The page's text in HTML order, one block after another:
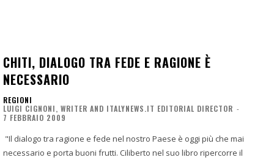
CHITI, DIALOGO TRA FEDE E RAGIONE È
NECESSARIO
REGIONI
LUIGI CIGNONI, WRITER AND ITALYNEWS.IT EDITORIAL DIRECTOR -
7 FEBBRAIO 2009
"Il dialogo tra ragione e fede nel nostro Paese è oggi più che mai
necessario e porta buoni frutti. Ciliberto nel suo libro ripercorre il